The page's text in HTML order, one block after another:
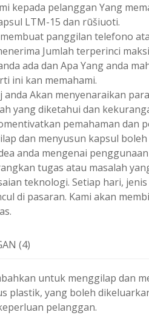
kepada pelanggan Yang
LTM-15 dan rūšiuoti.
panggilan telefono
Jumlah terperinci
ada dan Apa Yang anda
ini kan memahami.
Akan menyenaraikan
yang diketahui dan
pemahaman dan
dan menyusun kapsul
anda mengenai
tugas atau masalah
teknologi. Setiap hari,
di pasaran. Kami akan
(4)
untuk menggilap dan
plastik, yang boleh
pelanggan.